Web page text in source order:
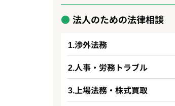
法人のための法律相談
渉外法務
人事・労務トラブル
上場法務・株式買取